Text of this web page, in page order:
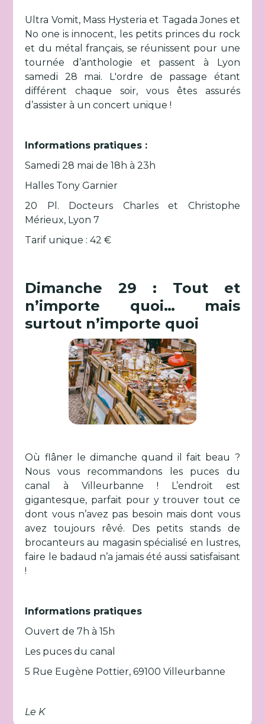
Ultra Vomit, Mass Hysteria et Tagada Jones et
No one is innocent, les petits princes du rock
et du métal français, se réunissent pour une
tournée d’anthologie et passent à Lyon
samedi 28 mai. L'ordre de passage étant
différent chaque soir, vous êtes assurés
d’assister à un concert unique !
Informations pratiques :
Samedi 28 mai de 18h à 23h
Halles Tony Garnier
20 Pl. Docteurs Charles et Christophe
Mérieux, Lyon 7
Tarif unique : 42 €
Dimanche 29 : Tout et
n’importe quoi… mais
surtout n’importe quoi
Où flâner le dimanche quand il fait beau ?
Nous vous recommandons les puces du
canal à Villeurbanne ! L’endroit est
gigantesque, parfait pour y trouver tout ce
dont vous n’avez pas besoin mais dont vous
avez toujours rêvé. Des petits stands de
brocanteurs au magasin spécialisé en lustres,
faire le badaud n’a jamais été aussi satisfaisant
!
Informations pratiques
Ouvert de 7h à 15h
Les puces du canal
5 Rue Eugène Pottier, 69100 Villeurbanne
Le K